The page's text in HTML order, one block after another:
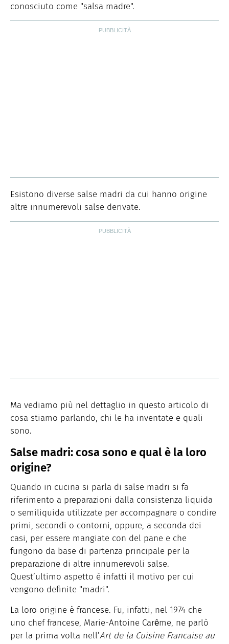
conosciuto come "salsa madre".
Esistono diverse salse madri da cui hanno origine
altre innumerevoli salse derivate.
Ma vediamo più nel dettaglio in questo articolo di
cosa stiamo parlando, chi le ha inventate e quali
sono.
Salse madri: cosa sono e qual è la loro
origine?
Quando in cucina si parla di salse madri si fa
riferimento a preparazioni dalla consistenza liquida
o semiliquida utilizzate per accompagnare o condire
primi, secondi o contorni, oppure, a seconda dei
casi, per essere mangiate con del pane e che
fungono da base di partenza principale per la
preparazione di altre innumerevoli salse.
Quest’ultimo aspetto è infatti il motivo per cui
vengono definite "madri".
La loro origine è francese. Fu, infatti, nel 1974 che
uno chef francese, Marie-Antoine Carȇme, ne parlò
per la prima volta nell’Art de la Cuisine Francaise au